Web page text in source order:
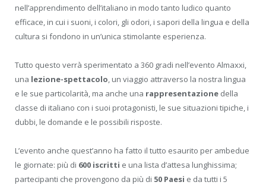
nell’apprendimento dell’italiano in modo tanto ludico quanto
efficace, in cui i suoni, i colori, gli odori, i sapori della lingua e della
cultura si fondono in un’unica stimolante esperienza.
Tutto questo verrà sperimentato a 360 gradi nell’evento Almaxxi,
una lezione-spettacolo, un viaggio attraverso la nostra lingua
e le sue particolarità, ma anche una rappresentazione della
classe di italiano con i suoi protagonisti, le sue situazioni tipiche, i
dubbi, le domande e le possibili risposte.
L’evento anche quest’anno ha fatto il tutto esaurito per ambedue
le giornate: più di 600 iscritti e una lista d’attesa lunghissima;
partecipanti che provengono da più di 50 Paesi e da tutti i 5